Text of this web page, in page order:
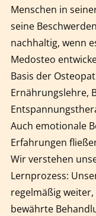
Menschen in
seine
nachhaltig, wenn
Medosteo
Basis der
Ernährungslehre,
Auch emotionale
Erfahrungen
Wir verstehen
Lernprozess:
regelmäßig
bewährte